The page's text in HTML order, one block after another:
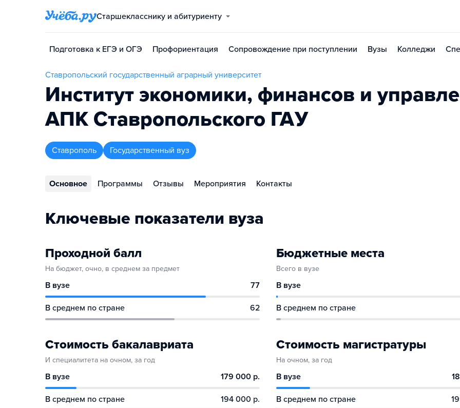
Старшекласснику и абитуриенту
Подготовка к ЕГЭ и ОГЭ Профориентация Сопровождение при поступлении Вузы Колледжи
Ставропольский государственный аграрный университет
Институт экономики, финансов и
АПК Ставропольского ГАУ
Ставрополь Государственный вуз
Основное Программы Отзывы Мероприятия Контакты
Ключевые показатели вуза
Проходной балл
На бюджет, очно, в среднем за предмет
В вузе 77
В среднем по стране 62
Бюджетные места
Всего в вузе
В вузе
В среднем по стране
Стоимость бакалавриата
И специалитета на очном, за год
В вузе 179 000 р.
В среднем по стране 194 000 р.
Стоимость магистратуры
На очном, за год
В вузе
В среднем по стране